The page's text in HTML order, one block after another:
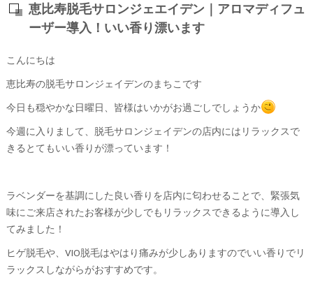
恵比寿脱毛サロンジェエイデン｜アロマディフュ
ーザー導入！いい香り漂います
こんにちは
恵比寿の脱毛サロンジェイデンのまちこです
今日も穏やかな日曜日、皆様はいかがお過ごしでしょうか
今週に入りまして、脱毛サロンジェイデンの店内にはリラックスで
きるとてもいい香りが漂っています！
ラベンダーを基調にした良い香りを店内に匂わせることで、緊張気
味にご来店されたお客様が少しでもリラックスできるように導入し
てみました！
ヒゲ脱毛や、VIO脱毛はやはり痛みが少しありますのでいい香りでリ
ラックスしながらがおすすめです。